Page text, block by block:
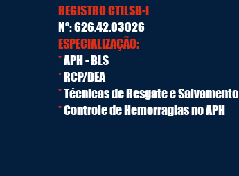
REGISTRO CTILSB-I
Nº: 626.42.03026
ESPECIALIZAÇÃO:
*APH - BLS
*RCP/DEA
*Técnicas de Resgate e Salvamento
*Controle de Hemorragias no APH